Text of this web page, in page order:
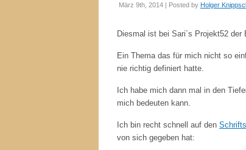
März 9th, 2014 | Posted by Holger
Diesmal ist bei Sari´s Projekt52 der
Ein Thema das für mich nicht so
nie richtig definiert hatte.
Ich habe mich dann mal in den
mich bedeuten kann.
Ich bin recht schnell auf den
von sich gegeben hat: